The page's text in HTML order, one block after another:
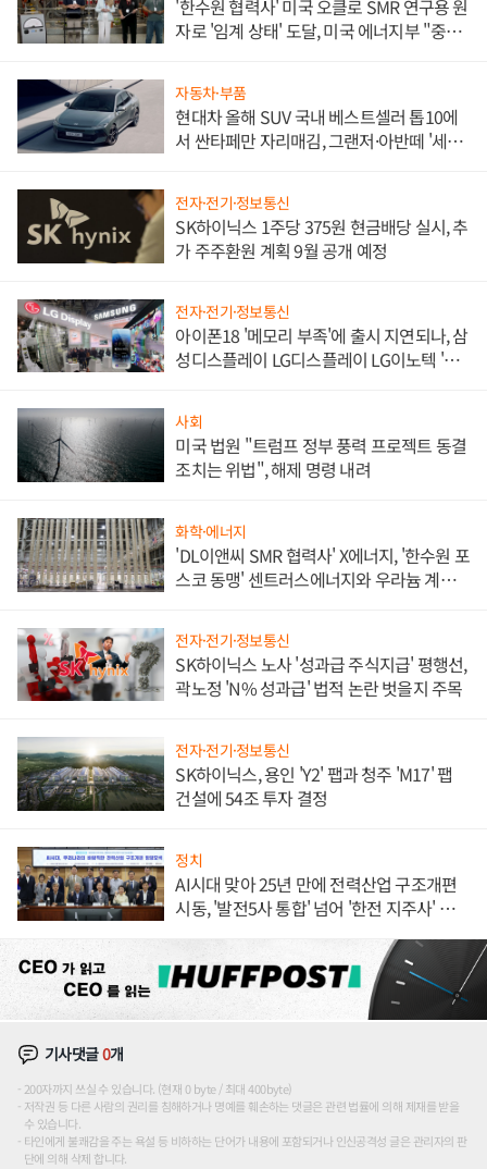
'한수원 협력사' 미국 오클로 SMR 연구용 원
자로 '임계 상태' 도달, 미국 에너지부 "중요
자동차·부품
현대차 올해 SUV 국내 베스트셀러 톱10에
서 싼타페만 자리매김, 그랜저·아반떼 '세단
전자·전기·정보통신
SK하이닉스 1주당 375원 현금배당 실시, 추
가 주주환원 계획 9월 공개 예정
전자·전기·정보통신
아이폰18 '메모리 부족'에 출시 지연되나, 삼
성디스플레이 LG디스플레이 LG이노텍 '탈
사회
미국 법원 "트럼프 정부 풍력 프로젝트 동결
조치는 위법", 해제 명령 내려
화학·에너지
'DL이앤씨 SMR 협력사' X에너지, '한수원 포
스코 동맹' 센트러스에너지와 우라늄 계약
전자·전기·정보통신
SK하이닉스 노사 '성과급 주식지급' 평행선,
곽노정 'N% 성과급' 법적 논란 벗을지 주목
전자·전기·정보통신
SK하이닉스, 용인 'Y2' 팹과 청주 'M17' 팹
건설에 54조 투자 결정
정치
AI시대 맞아 25년 만에 전력산업 구조개편
시동, '발전5사 통합' 넘어 '한전 지주사' 재편
기사댓글0개
200자까지 쓰실 수 있습니다. (현재 0 byte / 최대 400byte)
저작권 등 다른 사람의 권리를 침해하거나 명예를 훼손하는 댓글은 관련 법률에 의해 제재를 받을
수 있습니다.
타인에게 불쾌감을 주는 욕설 등 비하하는 단어가 내용에 포함되거나 인신공격성 글은 관리자의 판
단에 의해 삭제 합니다.